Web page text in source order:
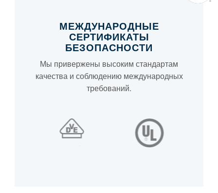
МЕЖДУНАРОДНЫЕ
СЕРТИФИКАТЫ
БЕЗОПАСНОСТИ
Мы привержены высоким стандартам
качества и соблюдению международных
требований.